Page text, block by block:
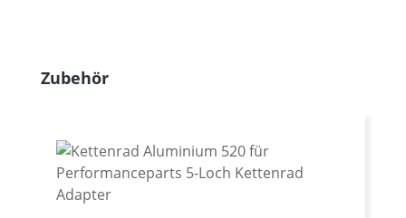
Produktgalerie überspringen
Zubehör